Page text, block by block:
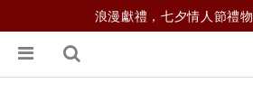
浪漫獻禮，七夕情人節禮